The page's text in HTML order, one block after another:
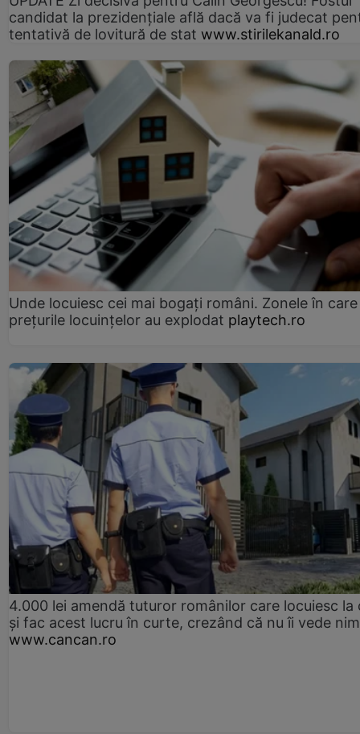
candidat la prezidențiale află dacă va fi judecat
tentativă de lovitură de stat www.stirilekanald.ro
Unde locuiesc cei mai bogați români. Zonele în care
prețurile locuințelor au explodat playtech.ro
4.000 lei amendă tuturor românilor care locuiesc la
și fac acest lucru în curte, crezând că nu îi vede
www.cancan.ro